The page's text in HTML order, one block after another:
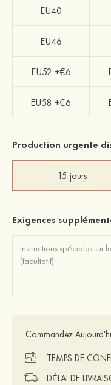
EU40
EU46
EU52 +€6
EU58 +€6
Production urgente
15 jours
Exigences
Commandez
TEMPS DE
DÉLAI DE